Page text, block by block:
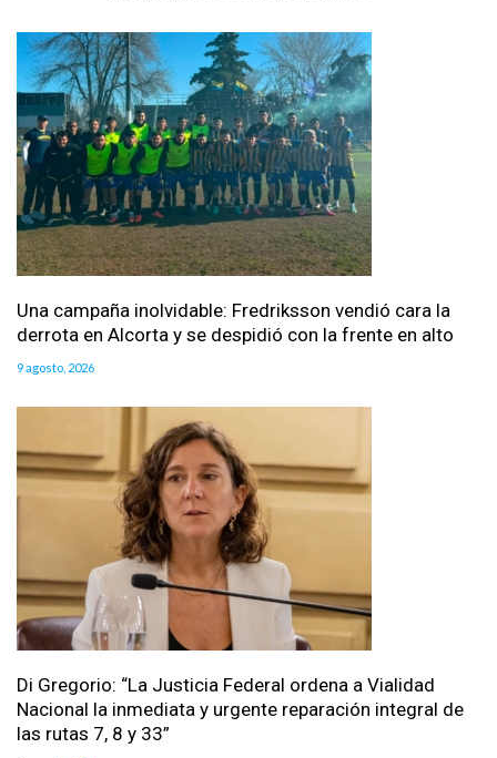
Una campaña inolvidable: Fredriksson vendió cara la
derrota en Alcorta y se despidió con la frente en alto
9 agosto, 2026
Di Gregorio: “La Justicia Federal ordena a Vialidad
Nacional la inmediata y urgente reparación integral de
las rutas 7, 8 y 33”